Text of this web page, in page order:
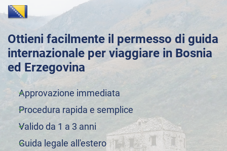
Ottieni facilmente il permesso di guida
internazionale per viaggiare in Bosnia
ed Erzegovina
Approvazione immediata
Procedura rapida e semplice
Valido da 1 a 3 anni
Guida legale all'estero